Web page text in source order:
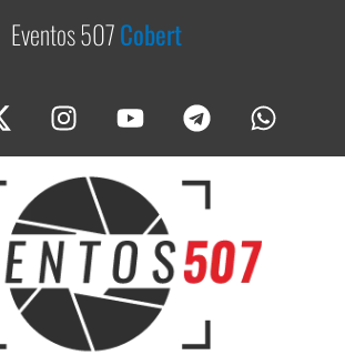
Eventos 507Cobertura